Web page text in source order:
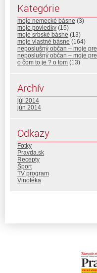
Kategórie
moje nemecké básne (3)
moje poviedky (15)
moje srbské básne (13)
moje vlastné básne (164)
neposlušný občan – moje
neposlušný občan – moje
o čom to je ? o tom (13)
Archív
júl 2014
jún 2014
Odkazy
Fotky
Pravda.sk
Recepty
Šport
TV program
Vinotéka